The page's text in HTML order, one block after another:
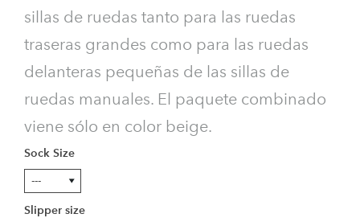
sillas de ruedas tanto para las ruedas
traseras grandes como para las ruedas
delanteras pequeñas de las sillas de
ruedas manuales. El paquete combinado
viene sólo en color beige.
Sock Size
Slipper size